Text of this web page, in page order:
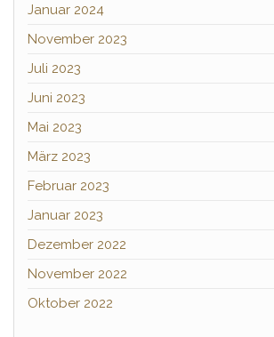
Januar 2024
November 2023
Juli 2023
Juni 2023
Mai 2023
März 2023
Februar 2023
Januar 2023
Dezember 2022
November 2022
Oktober 2022